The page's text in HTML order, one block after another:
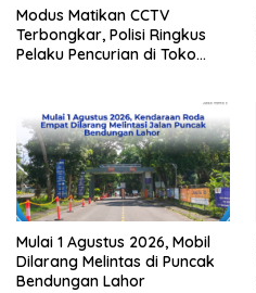
Modus Matikan CCTV
Terbongkar, Polisi Ringkus
Pelaku Pencurian di Toko
Mulai 1 Agustus 2026, Mobil
Dilarang Melintas di Puncak
Bendungan Lahor